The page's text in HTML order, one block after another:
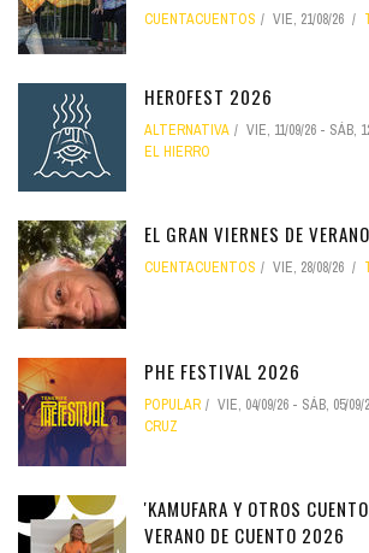
CUENTACUENTOS VIE, 21/08/26
HEROFEST 2026
ALTERNATIVA VIE, 11/09/26 - SÁB,
EL HIERRO
EL GRAN VIERNES DE
CUENTACUENTOS VIE, 28/08/26
PHE FESTIVAL 2026
POPULAR VIE, 04/09/26 - SÁB, 05/09/
CRUZ
'KAMUFARA Y OTROS
VERANO DE CUENTO 2026